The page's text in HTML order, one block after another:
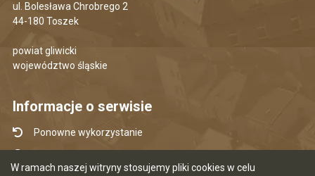
W ramach naszej witryny stosujemy pliki cookies w celu
ul. Bolesława Chrobrego 2
44-180 Toszek
powiat gliwicki
województwo śląskie
Informacje o serwisie
Ponowne wykorzystanie